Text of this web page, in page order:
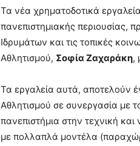
Τα νέα χρηματοδοτικά
πανεπιστημιακής περιουσίας,
Ιδρυμάτων και τις τοπικές
Αθλητισμού, Σοφία Ζαχαράκη,
Τα εργαλεία αυτά, αποτελούν
Αθλητισμού σε συνεργασία με
πανεπιστήμια στην τεχνική
με πολλαπλά μοντέλα